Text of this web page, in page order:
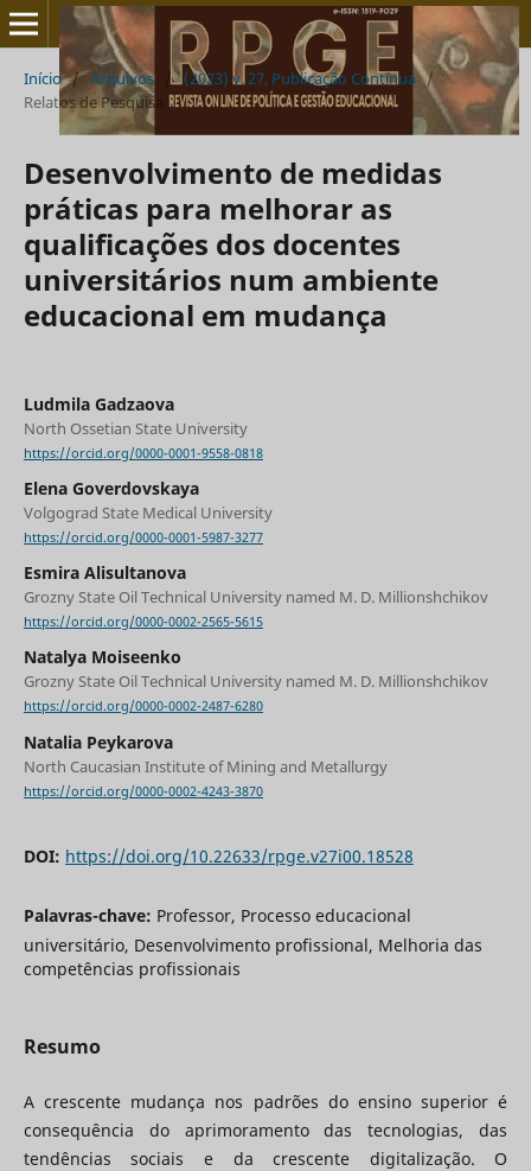
Início / Arquivos / (2023) v. 27, Publicação Contínua /
Relatos de Pesquisa
Desenvolvimento de medidas
práticas para melhorar as
qualificações dos docentes
universitários num ambiente
educacional em mudança
Ludmila Gadzaova
North Ossetian State University
https://orcid.org/0000-0001-9558-0818
Elena Goverdovskaya
Volgograd State Medical University
https://orcid.org/0000-0001-5987-3277
Esmira Alisultanova
Grozny State Oil Technical University named M. D. Millionshchikov
https://orcid.org/0000-0002-2565-5615
Natalya Moiseenko
Grozny State Oil Technical University named M. D. Millionshchikov
https://orcid.org/0000-0002-2487-6280
Natalia Peykarova
North Caucasian Institute of Mining and Metallurgy
https://orcid.org/0000-0002-4243-3870
DOI: https://doi.org/10.22633/rpge.v27i00.18528
Palavras-chave: Professor, Processo educacional
universitário, Desenvolvimento profissional, Melhoria das
competências profissionais
Resumo
A crescente mudança nos padrões do ensino superior é
consequência do aprimoramento das tecnologias, das
tendências sociais e da crescente digitalização. O